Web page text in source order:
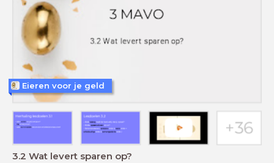
3.2 Wat levert sparen op?
Eieren voor je geld